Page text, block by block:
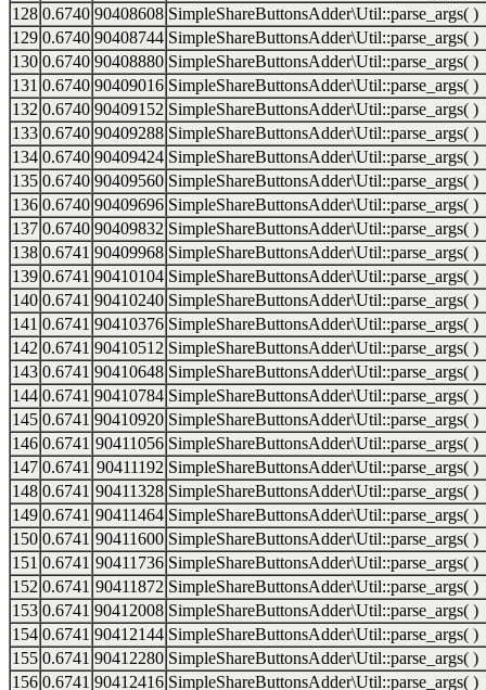
128 0.6740 90408608 SimpleShareButtonsAdder\Util::parse_args( )
129 0.6740 90408744 SimpleShareButtonsAdder\Util::parse_args( )
130 0.6740 90408880 SimpleShareButtonsAdder\Util::parse_args( )
131 0.6740 90409016 SimpleShareButtonsAdder\Util::parse_args( )
132 0.6740 90409152 SimpleShareButtonsAdder\Util::parse_args( )
133 0.6740 90409288 SimpleShareButtonsAdder\Util::parse_args( )
134 0.6740 90409424 SimpleShareButtonsAdder\Util::parse_args( )
135 0.6740 90409560 SimpleShareButtonsAdder\Util::parse_args( )
136 0.6740 90409696 SimpleShareButtonsAdder\Util::parse_args( )
137 0.6740 90409832 SimpleShareButtonsAdder\Util::parse_args( )
138 0.6741 90409968 SimpleShareButtonsAdder\Util::parse_args( )
139 0.6741 90410104 SimpleShareButtonsAdder\Util::parse_args( )
140 0.6741 90410240 SimpleShareButtonsAdder\Util::parse_args( )
141 0.6741 90410376 SimpleShareButtonsAdder\Util::parse_args( )
142 0.6741 90410512 SimpleShareButtonsAdder\Util::parse_args( )
143 0.6741 90410648 SimpleShareButtonsAdder\Util::parse_args( )
144 0.6741 90410784 SimpleShareButtonsAdder\Util::parse_args( )
145 0.6741 90410920 SimpleShareButtonsAdder\Util::parse_args( )
146 0.6741 90411056 SimpleShareButtonsAdder\Util::parse_args( )
147 0.6741 90411192 SimpleShareButtonsAdder\Util::parse_args( )
148 0.6741 90411328 SimpleShareButtonsAdder\Util::parse_args( )
149 0.6741 90411464 SimpleShareButtonsAdder\Util::parse_args( )
150 0.6741 90411600 SimpleShareButtonsAdder\Util::parse_args( )
151 0.6741 90411736 SimpleShareButtonsAdder\Util::parse_args( )
152 0.6741 90411872 SimpleShareButtonsAdder\Util::parse_args( )
153 0.6741 90412008 SimpleShareButtonsAdder\Util::parse_args( )
154 0.6741 90412144 SimpleShareButtonsAdder\Util::parse_args( )
155 0.6741 90412280 SimpleShareButtonsAdder\Util::parse_args( )
156 0.6741 90412416 SimpleShareButtonsAdder\Util::parse_args( )